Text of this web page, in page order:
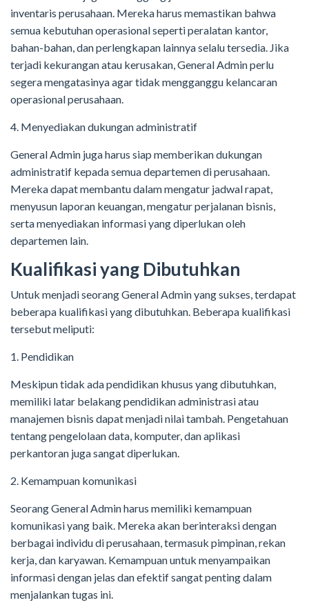
inventaris perusahaan. Mereka harus memastikan bahwa
semua kebutuhan operasional seperti peralatan kantor,
bahan-bahan, dan perlengkapan lainnya selalu tersedia. Jika
terjadi kekurangan atau kerusakan, General Admin perlu
segera mengatasinya agar tidak mengganggu kelancaran
operasional perusahaan.
4. Menyediakan dukungan administratif
General Admin juga harus siap memberikan dukungan
administratif kepada semua departemen di perusahaan.
Mereka dapat membantu dalam mengatur jadwal rapat,
menyusun laporan keuangan, mengatur perjalanan bisnis,
serta menyediakan informasi yang diperlukan oleh
departemen lain.
Kualifikasi yang Dibutuhkan
Untuk menjadi seorang General Admin yang sukses, terdapat
beberapa kualifikasi yang dibutuhkan. Beberapa kualifikasi
tersebut meliputi:
1. Pendidikan
Meskipun tidak ada pendidikan khusus yang dibutuhkan,
memiliki latar belakang pendidikan administrasi atau
manajemen bisnis dapat menjadi nilai tambah. Pengetahuan
tentang pengelolaan data, komputer, dan aplikasi
perkantoran juga sangat diperlukan.
2. Kemampuan komunikasi
Seorang General Admin harus memiliki kemampuan
komunikasi yang baik. Mereka akan berinteraksi dengan
berbagai individu di perusahaan, termasuk pimpinan, rekan
kerja, dan karyawan. Kemampuan untuk menyampaikan
informasi dengan jelas dan efektif sangat penting dalam
menjalankan tugas ini.